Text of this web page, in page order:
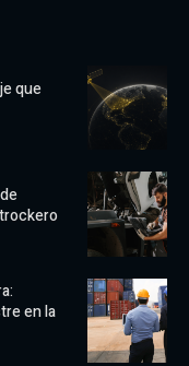
que
en la